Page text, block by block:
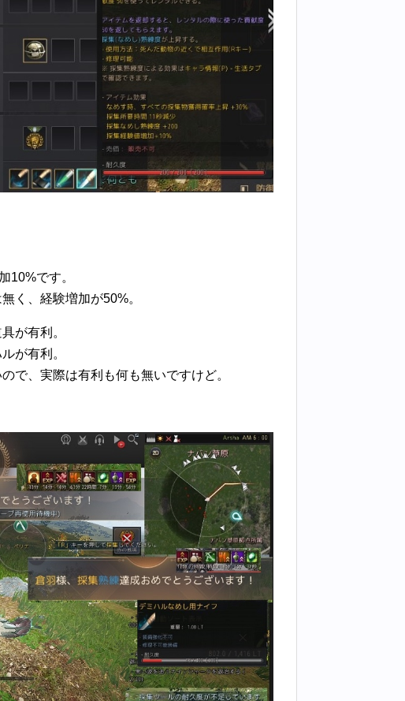
10%です。
く、経験増加が50%。
が有利。
が有利。
で、実際は有利も何も無いですけど。